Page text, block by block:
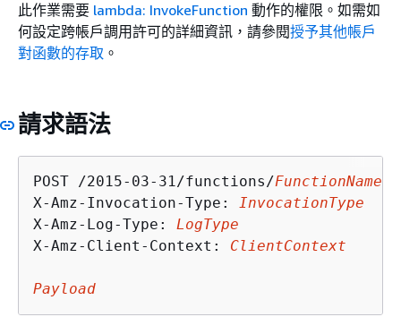
此作業需要 lambda: InvokeFunction 動作的權限。如需如
何設定跨帳戶調用許可的詳細資訊，請參閱授予其他帳戶
對函數的存取 。
請求語法
POST /2015-03-31/functions/FunctionName
X-Amz-Invocation-Type:
InvocationType
X-Amz-Log-Type: LogType
X-Amz-Client-Context: ClientContext
Payload